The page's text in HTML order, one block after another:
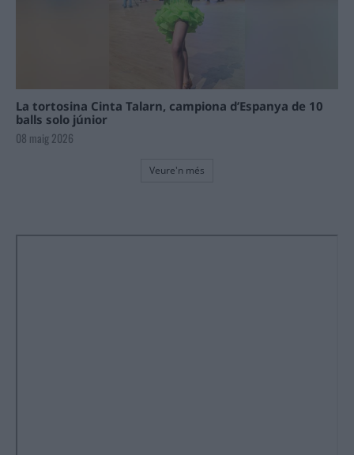
La tortosina Cinta Talarn, campiona d’Espanya de 10
balls solo júnior
08 maig 2026
Veure'n més